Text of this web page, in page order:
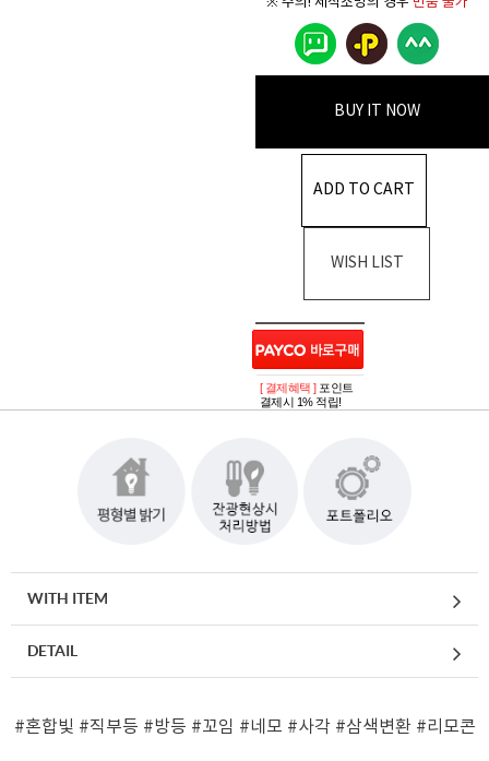
BUY IT NOW
ADD TO CART
WISH LIST
[ 결제혜택 ] 포인트
결제시 1% 적립!
WITH ITEM
DETAIL
#혼합빛 #직부등 #방등 #꼬임 #네모 #사각 #삼색변환 #리모콘